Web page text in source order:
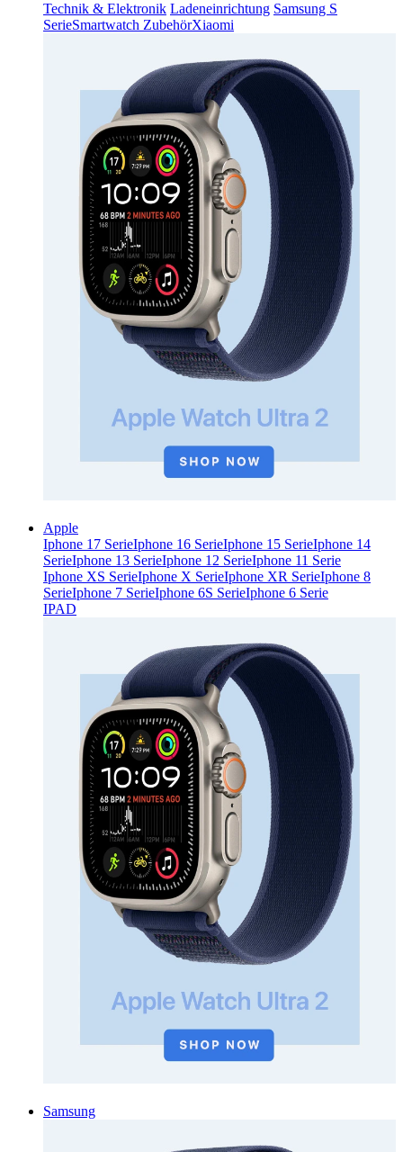
Technik & Elektronik Ladeneinrichtung Samsung S
SerieSmartwatch ZubehörXiaomi
Apple
Iphone 17 SerieIphone 16 SerieIphone 15 SerieIphone 14
SerieIphone 13 SerieIphone 12 SerieIphone 11 Serie
Iphone XS SerieIphone X SerieIphone XR SerieIphone 8
SerieIphone 7 SerieIphone 6S SerieIphone 6 Serie
IPAD
Samsung